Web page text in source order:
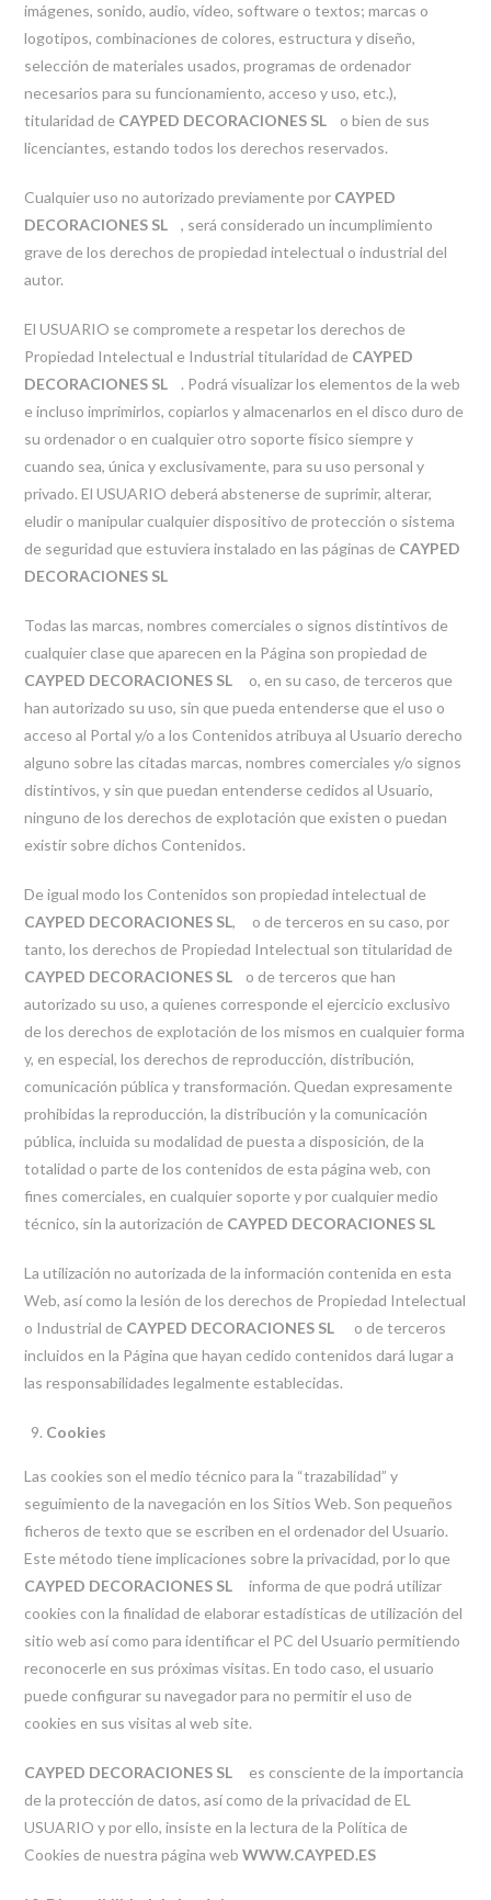
imágenes, sonido, audio, vídeo, software o textos; marcas o
logotipos, combinaciones de colores, estructura y diseño,
selección de materiales usados, programas de ordenador
necesarios para su funcionamiento, acceso y uso, etc.),
titularidad de CAYPED DECORACIONES SL o bien de sus
licenciantes, estando todos los derechos reservados.
Cualquier uso no autorizado previamente por CAYPED
DECORACIONES SL , será considerado un incumplimiento
grave de los derechos de propiedad intelectual o industrial del
autor.
El USUARIO se compromete a respetar los derechos de
Propiedad Intelectual e Industrial titularidad de CAYPED
DECORACIONES SL . Podrá visualizar los elementos de la web
e incluso imprimirlos, copiarlos y almacenarlos en el disco duro de
su ordenador o en cualquier otro soporte físico siempre y
cuando sea, única y exclusivamente, para su uso personal y
privado. El USUARIO deberá abstenerse de suprimir, alterar,
eludir o manipular cualquier dispositivo de protección o sistema
de seguridad que estuviera instalado en las páginas de CAYPED
DECORACIONES SL
Todas las marcas, nombres comerciales o signos distintivos de
cualquier clase que aparecen en la Página son propiedad de
CAYPED DECORACIONES SL o, en su caso, de terceros que
han autorizado su uso, sin que pueda entenderse que el uso o
acceso al Portal y/o a los Contenidos atribuya al Usuario derecho
alguno sobre las citadas marcas, nombres comerciales y/o signos
distintivos, y sin que puedan entenderse cedidos al Usuario,
ninguno de los derechos de explotación que existen o puedan
existir sobre dichos Contenidos.
De igual modo los Contenidos son propiedad intelectual de
CAYPED DECORACIONES SL, o de terceros en su caso, por
tanto, los derechos de Propiedad Intelectual son titularidad de
CAYPED DECORACIONES SL o de terceros que han
autorizado su uso, a quienes corresponde el ejercicio exclusivo
de los derechos de explotación de los mismos en cualquier forma
y, en especial, los derechos de reproducción, distribución,
comunicación pública y transformación. Quedan expresamente
prohibidas la reproducción, la distribución y la comunicación
pública, incluida su modalidad de puesta a disposición, de la
totalidad o parte de los contenidos de esta página web, con
fines comerciales, en cualquier soporte y por cualquier medio
técnico, sin la autorización de CAYPED DECORACIONES SL
La utilización no autorizada de la información contenida en esta
Web, así como la lesión de los derechos de Propiedad Intelectual
o Industrial de CAYPED DECORACIONES SL o de terceros
incluidos en la Página que hayan cedido contenidos dará lugar a
las responsabilidades legalmente establecidas.
Cookies
Las cookies son el medio técnico para la “trazabilidad” y
seguimiento de la navegación en los Sitios Web. Son pequeños
ficheros de texto que se escriben en el ordenador del Usuario.
Este método tiene implicaciones sobre la privacidad, por lo que
CAYPED DECORACIONES SL informa de que podrá utilizar
cookies con la finalidad de elaborar estadísticas de utilización del
sitio web así como para identificar el PC del Usuario permitiendo
reconocerle en sus próximas visitas. En todo caso, el usuario
puede configurar su navegador para no permitir el uso de
cookies en sus visitas al web site.
CAYPED DECORACIONES SL es consciente de la importancia
de la protección de datos, así como de la privacidad de EL
USUARIO y por ello, insiste en la lectura de la Política de
Cookies de nuestra página webWWW.CAYPED.ES